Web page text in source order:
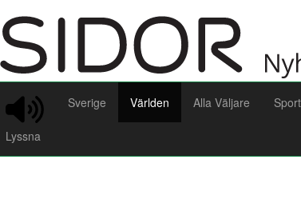
Lyssna
Sverige Världen Alla Väljare Sport